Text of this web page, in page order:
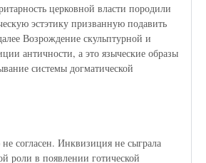
церковной власти породили
эстэтику призванную подавить
Возрождение скульптурной и
античности, а это языческие образы
системы догматической
согласен. Инквизиция не сыграла
роли в появлении готической